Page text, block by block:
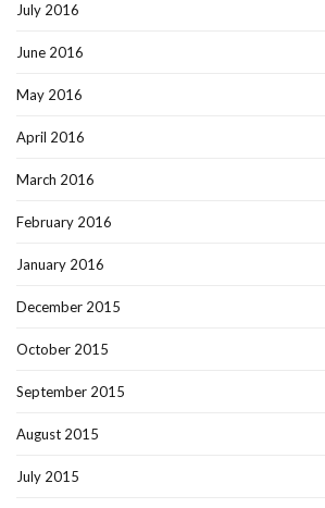
July 2016
June 2016
May 2016
April 2016
March 2016
February 2016
January 2016
December 2015
October 2015
September 2015
August 2015
July 2015